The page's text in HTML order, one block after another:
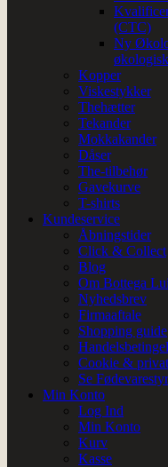
(CTC)
Ny
Kopper
Viskestykker
Thehætter
Tekander
Mokkakander
Dåser
The-tilbehør
Gavekurve
T-shirts
Kundeservice
Åbningstider
Click & Collect
Blog
Om Bottega
Nyhedsbrev
Firmaaftale
Shopping guide
Cookie &
Se
Min Konto
Log Ind
Min Konto
Kurv
Kasse